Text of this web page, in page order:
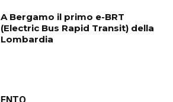
A Bergamo il primo e-BRT
(Electric Bus Rapid Transit) della
Lombardia